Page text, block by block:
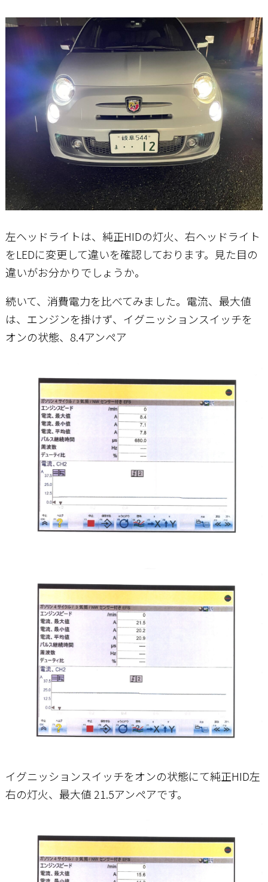
左ヘッドライトは、純正HIDの灯火、右ヘッドライト
をLEDに変更して違いを確認しております。見た目の
違いがお分かりでしょうか。
続いて、消費電力を比べてみました。電流、最大値
は、エンジンを掛けず、イグニッションスイッチを
オンの状態、8.4アンペア
イグニッションスイッチをオンの状態にて純正HID左
右の灯火、最大値 21.5アンペアです。